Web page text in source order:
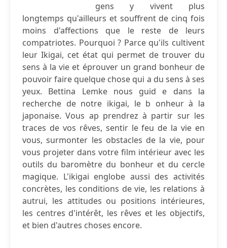
gens y vivent plus
longtemps qu'ailleurs et souffrent de cinq fois
moins d'affections que le reste de leurs
compatriotes. Pourquoi ? Parce qu'ils cultivent
leur Ikigai, cet état qui permet de trouver du
sens à la vie et éprouver un grand bonheur de
pouvoir faire quelque chose qui a du sens à ses
yeux. Bettina Lemke nous guid e dans la
recherche de notre ikigai, le b onheur à la
japonaise. Vous ap prendrez à partir sur les
traces de vos rêves, sentir le feu de la vie en
vous, surmonter les obstacles de la vie, pour
vous projeter dans votre film intérieur avec les
outils du baromètre du bonheur et du cercle
magique. L'ikigai englobe aussi des activités
concrètes, les conditions de vie, les relations à
autrui, les attitudes ou positions intérieures,
les centres d'intérêt, les rêves et les objectifs,
et bien d'autres choses encore.